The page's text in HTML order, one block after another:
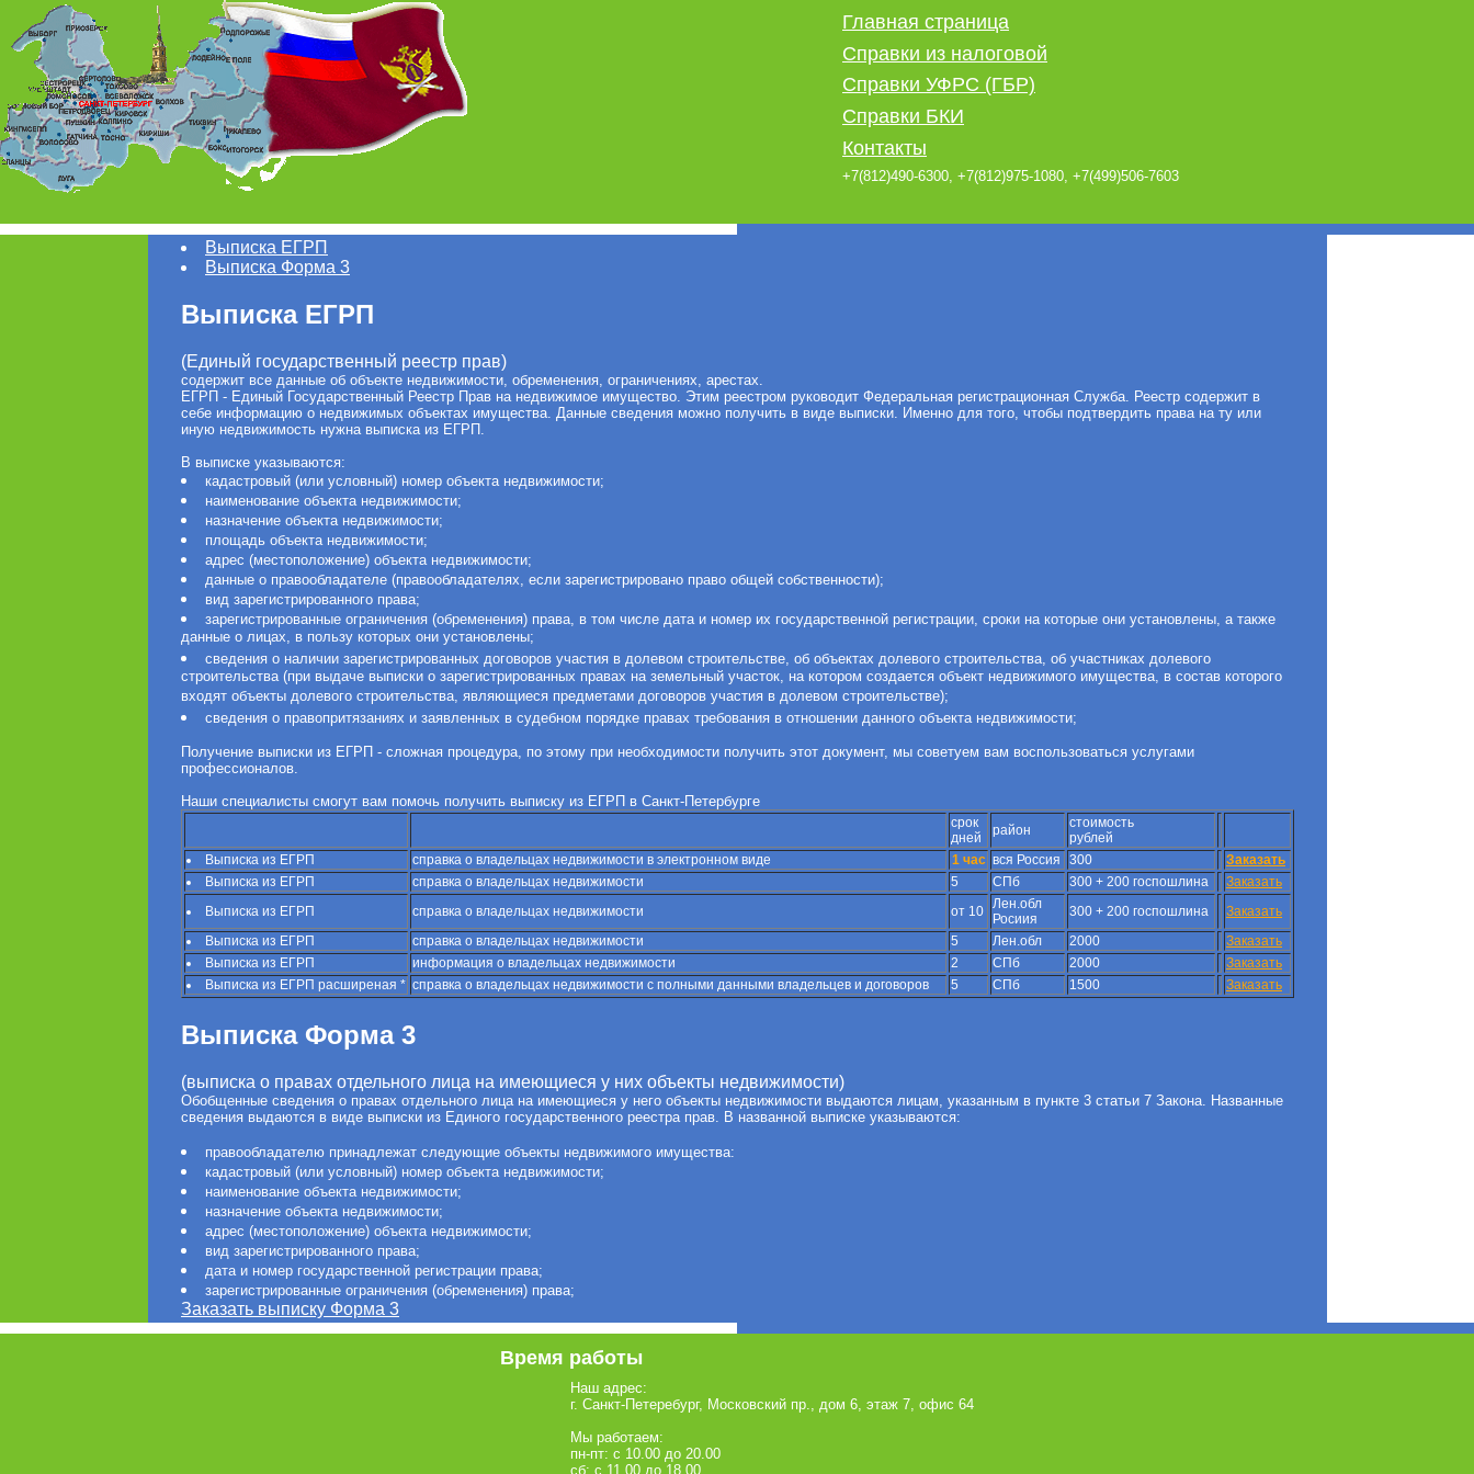
Главная страница
Справки из налоговой
Справки УФРС (ГБР)
Справки БКИ
Контакты
+7(812)490-6300, +7(812)975-1080, +7(499)506-7603
Выписка ЕГРП
Выписка Форма 3
Выписка ЕГРП
(Единый государственный реестр прав)
содержит все данные об объекте недвижимости, обременения, ограничениях, арестах.
ЕГРП - Eдиный Государственный Реестр Прав на недвижимое имущество. Этим реестром руководит Федеральная регистрационная Служба. Реестр содержит в
себе информацию о недвижимых объектах имущества. Данные сведения можно получить в виде выписки. Именно для того, чтобы подтвердить права на ту или
иную недвижимость нужна выписка из ЕГРП.
В выписке указываются:
кадастровый (или условный) номер объекта недвижимости;
наименование объекта недвижимости;
назначение объекта недвижимости;
площадь объекта недвижимости;
адрес (местоположение) объекта недвижимости;
данные о правообладателе (правообладателях, если зарегистрировано право общей собственности);
вид зарегистрированного права;
зарегистрированные ограничения (обременения) права, в том числе дата и номер их государственной регистрации, сроки на которые они установлены, а также
данные о лицах, в пользу которых они установлены;
сведения о наличии зарегистрированных договоров участия в долевом строительстве, об объектах долевого строительства, об участниках долевого
строительства (при выдаче выписки о зарегистрированных правах на земельный участок, на котором создается объект недвижимого имущества, в состав которого
входят объекты долевого строительства, являющиеся предметами договоров участия в долевом строительстве);
сведения о правопритязаниях и заявленных в судебном порядке правах требования в отношении данного объекта недвижимости;
Получение выписки из ЕГРП - сложная процедура, по этому при необходимости получить этот документ, мы советуем вам воспользоваться услугами
профессионалов.
Наши специалисты смогут вам помочь получить выписку из ЕГРП в Санкт-Петербурге
срок
дней
район
стоимость
рублей
Выписка из ЕГРП
справка о владельцах недвижимости в электронном виде 1 час вся Россия 300
Заказать
Выписка из ЕГРП
справка о владельцах недвижимости 5 СПб 300 + 200 госпошлина
Заказать
Выписка из ЕГРП
справка о владельцах недвижимости от 10 Лен.обл
Росиия
300 + 200 госпошлина
Заказать
Выписка из ЕГРП
справка о владельцах недвижимости 5 Лен.обл 2000
Заказать
Выписка из ЕГРП
информация о владельцах недвижимости 2 СПб 2000
Заказать
Выписка из ЕГРП расширеная * справка о владельцах недвижимости с полными данными владельцев и договоров 5 СПб 1500 Заказать
Выписка Форма 3
(выписка о правах отдельного лица на имеющиеся у них объекты недвижимости)
Обобщенные сведения о правах отдельного лица на имеющиеся у него объекты недвижимости выдаются лицам, указанным в пункте 3 статьи 7 Закона. Названные
сведения выдаются в виде выписки из Единого государственного реестра прав. В названной выписке указываются:
правообладателю принадлежат следующие объекты недвижимого имущества:
кадастровый (или условный) номер объекта недвижимости;
наименование объекта недвижимости;
назначение объекта недвижимости;
адрес (местоположение) объекта недвижимости;
вид зарегистрированного права;
дата и номер государственной регистрации права;
зарегистрированные ограничения (обременения) права;
Заказать выписку Форма 3
Время работы
Наш адрес:
г. Санкт-Петеребург, Московский пр., дом 6, этаж 7, офис 64
Мы работаем:
пн-пт: с 10.00 до 20.00
cб: с 11.00 до 18.00